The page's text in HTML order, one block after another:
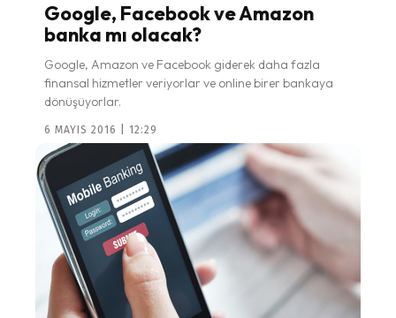
Google, Facebook ve Amazon
banka mı olacak?
Google, Amazon ve Facebook giderek daha fazla
finansal hizmetler veriyorlar ve online birer bankaya
dönüşüyorlar.
6 MAYIS 2016 | 12:29